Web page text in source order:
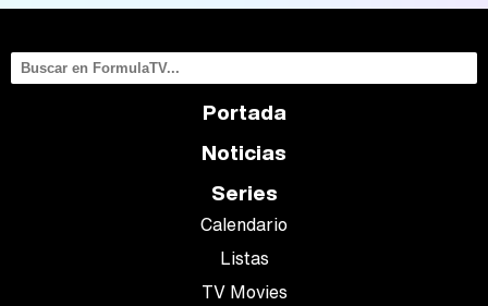
Portada
Noticias
Series
Calendario
Listas
TV Movies